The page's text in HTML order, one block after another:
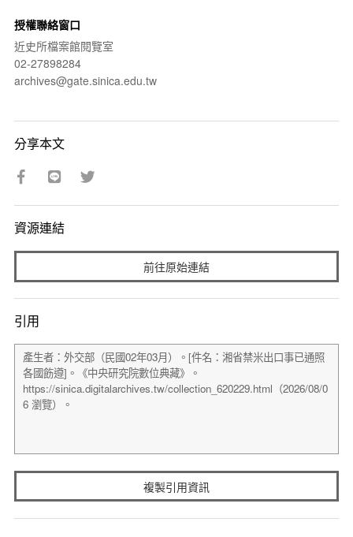
授權聯絡窗口
近史所檔案館閱覽室
02-27898284
archives@gate.sinica.edu.tw
分享本文
資源連結
前往原始連結
引用
複製引用資訊